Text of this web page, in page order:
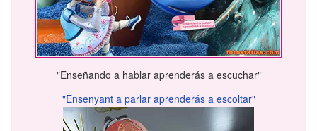
"Enseñando a hablar aprenderás a escuchar"
"Ensenyant a parlar aprenderás a escoltar"